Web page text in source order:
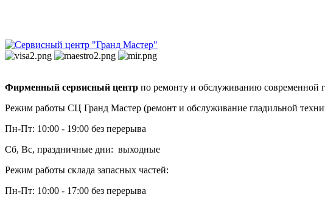
Фирменный сервисный центр по ремонту и обслуживанию современной
Режим работы СЦ Гранд Мастер (ремонт и обслуживание гладильной
Пн-Пт: 10:00 - 19:00 без перерыва
Сб, Вс, праздничные дни: выходные
Режим работы склада запасных частей:
Пн-Пт: 10:00 - 17:00 без перерыва